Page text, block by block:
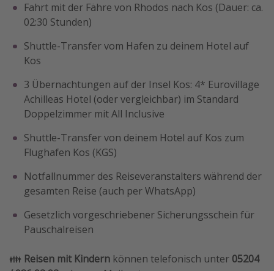
Fahrt mit der Fähre von Rhodos nach Kos (Dauer: ca.
02:30 Stunden)
Shuttle-Transfer vom Hafen zu deinem Hotel auf
Kos
3 Übernachtungen auf der Insel Kos: 4* Eurovillage
Achilleas Hotel (oder vergleichbar) im Standard
Doppelzimmer mit All Inclusive
Shuttle-Transfer von deinem Hotel auf Kos zum
Flughafen Kos (KGS)
Notfallnummer des Reiseveranstalters während der
gesamten Reise (auch per WhatsApp)
Gesetzlich vorgeschriebener Sicherungsschein für
Pauschalreisen
👪 Reisen mit Kindern können telefonisch unter 05204